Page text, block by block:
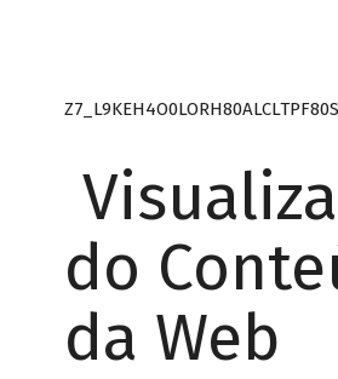
do
da Web